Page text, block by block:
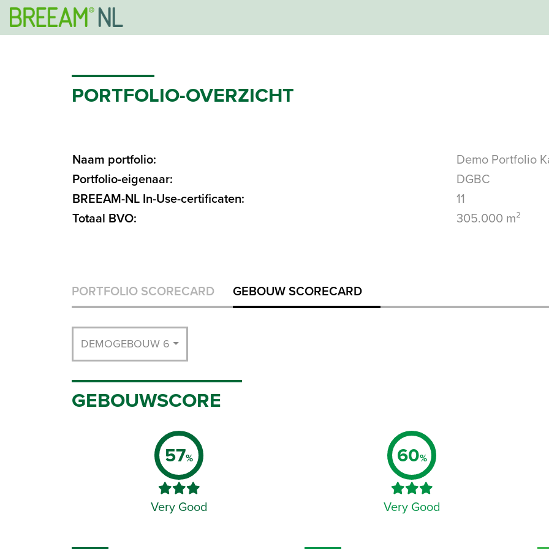
PORTFOLIO-OVERZICHT
Naam portfolio:
Demo Portfolio
Portfolio-eigenaar:
DGBC
BREEAM-NL In-Use-certificaten:
11
Totaal BVO:
305.000 m²
PORTFOLIO SCORECARD GEBOUW SCORECARD
DEMOGEBOUW 6
GEBOUWSCORE
57%
Very Good
60%
Very Good